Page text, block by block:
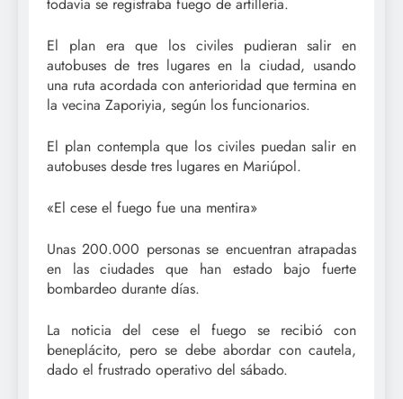
El plan era que los civiles pudieran salir en
autobuses de tres lugares en la ciudad, usando
una ruta acordada con anterioridad que termina en
la vecina Zaporiyia, según los funcionarios.
El plan contempla que los civiles puedan salir en
autobuses desde tres lugares en Mariúpol.
«El cese el fuego fue una mentira»
Unas 200.000 personas se encuentran atrapadas
en las ciudades que han estado bajo fuerte
bombardeo durante días.
La noticia del cese el fuego se recibió con
beneplácito, pero se debe abordar con cautela,
dado el frustrado operativo del sábado.